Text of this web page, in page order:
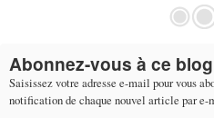
Abonnez-vous à ce
Saisissez votre adresse e-mail pour vous
notification de chaque nouvel article par e-